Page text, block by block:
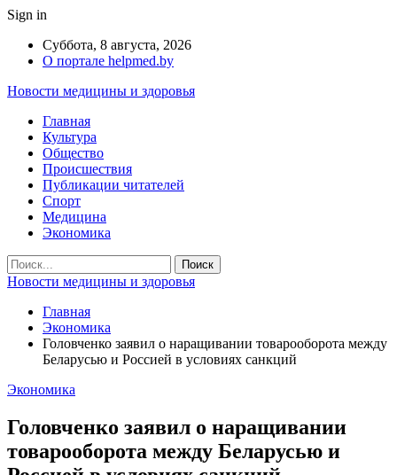
Sign in
Суббота, 8 августа, 2026
О портале helpmed.by
Новости медицины и здоровья
Главная
Культура
Общество
Происшествия
Публикации читателей
Спорт
Медицина
Экономика
Новости медицины и здоровья
Главная
Экономика
Головченко заявил о наращивании товарооборота между
Беларусью и Россией в условиях санкций
Экономика
Головченко заявил о наращивании
товарооборота между Беларусью и